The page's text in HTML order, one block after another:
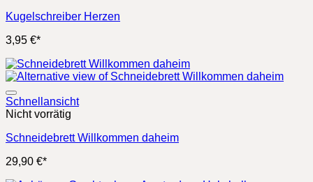
Kugelschreiber Herzen
3,95 €*
Schnellansicht
Nicht vorrätig
Schneidebrett Willkommen daheim
29,90 €*